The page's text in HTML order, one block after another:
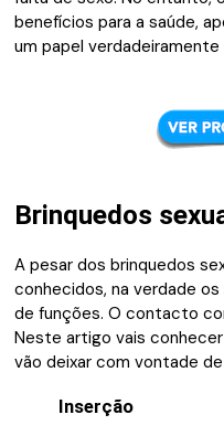
benefícios para a saúde,
um papel
Brinquedos
A pesar dos brinquedos
conhecidos, na verdade
de funções. O contacto
Neste artigo vais
vão deixar com vontade
Inserção